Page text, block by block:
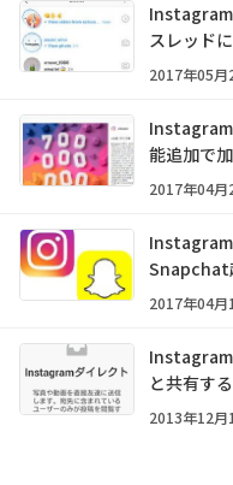
Instagram
スレッド
2017年05
能追加で
2017年04
Instagram
Snapchat
2017年04
Instagram
と共有す
2013年12